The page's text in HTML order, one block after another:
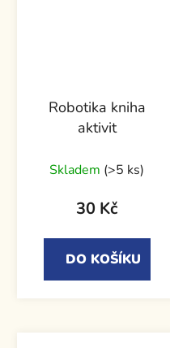
Robotika kniha
aktivit
Skladem (>5 ks)
30 Kč
DO KOŠÍKU